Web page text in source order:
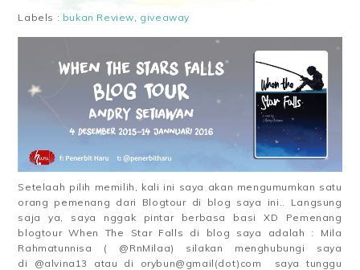
Labels : bukan Review, giveaway
Setelaah pilih memilih, kali ini saya akan mengumumkan satu
orang pemenang dari Blogtour di blog saya ini.. Langsung
saja ya, saya nggak pintar berbasa basi XD Pemenang
blogtour When The Star Falls di blog saya adalah : Mila
Rahmatunnisa ( @RnMilaa) silakan menghubungi saya
di @alvina13 atau di orybun@gmail(dot)com saya tunggu